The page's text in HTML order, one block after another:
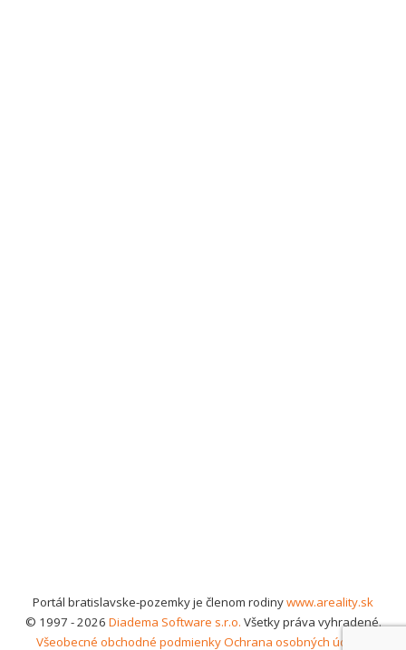
Portál bratislavske-pozemky je členom rodinywww.areality.sk
© 1997 - 2026 Diadema Software s.r.o. Všetky práva vyhradené.
Všeobecné obchodné podmienkyOchrana osobných údajov